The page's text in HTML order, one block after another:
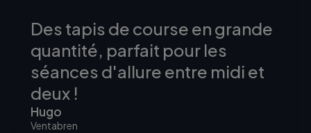
Des tapis de course en grande
quantité, parfait pour les
séances d'allure entre midi et
deux !
Hugo
Ventabren